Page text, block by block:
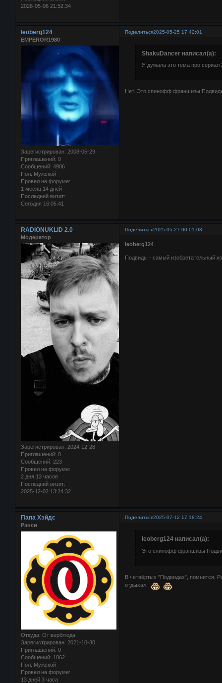
2026-05-06 21:52:34
Поделиться2025-05-25 17:42:01
leoberg124
EMPEROR1980
Зарегистрирован: 2008-05-29
Приглашений: 0
Сообщений: 4906
Пол: Мужской
Провел на форуме:
1 месяц 14 дней
Последний визит:
Сегодня 16:05:41
ShakuDancer написал(а):
Я думала это тема про сериал
Нет. Это спинофф франшизы
Поделиться2025-05-27 00:01:03
RADIONUKLID 2.0
Модератор
Зарегистрирован: 2024-12-28
Приглашений: 0
Сообщений: 223
Провел на форуме:
2 дня 13 часов
Последний визит:
2025-12-02 13:24:32
leoberg124
Подвиды - самый изобретательный
Поделиться2025-07-12 17:18:24
Папа Хэйдс
Рэнси
Откуда: От верблюда
Зарегистрирован: 2021-10-30
Приглашений: 0
Сообщений: 1862
Пол: Мужской
Провел на форуме:
13 дней 3 часа
leoberg124 написал(а):
Это спинофф франшизы
В четвёртых "Подвидах", помнится,
отдыхал.